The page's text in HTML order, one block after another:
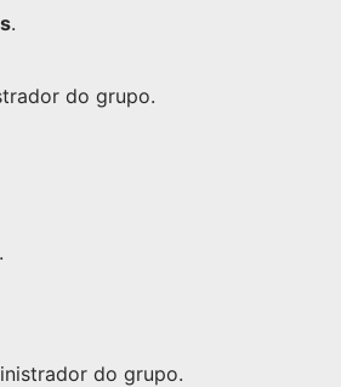
.
do grupo.
do grupo.